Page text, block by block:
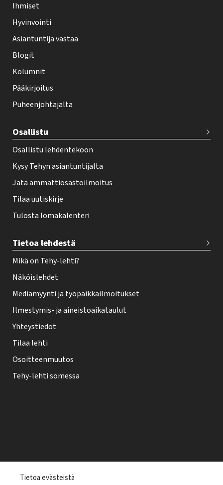
e
h
t
i
f
o
t
r
Ihmiset
Hyvinvointi
Asiantuntija vastaa
Blogit
Kolumnit
Pääkirjoitus
Puheenjohtajalta
Osallistu
Osallistu lehdentekoon
Kysy Tehyn asiantuntijalta
Jätä ammattiosastoilmoitus
Tilaa uutiskirje
Tulosta lomakalenteri
Tietoa lehdestä
Mikä on Tehy-lehti?
Näköislehdet
Mediamyynti ja työpaikkailmoitukset
Ilmestymis- ja aineistoaikataulut
Yhteystiedot
Tilaa lehti
Osoitteenmuutos
Tehy-lehti somessa
Tietoa evästeistä